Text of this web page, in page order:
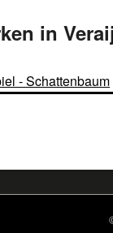
in Veraij
- Schattenbaum